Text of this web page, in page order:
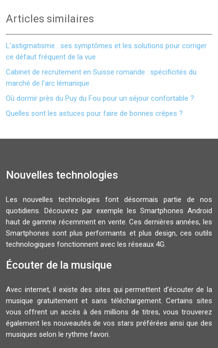
Articles similaires
L’astigmatisme : ses symptômes et les solutions pour corriger
ce défaut fréquent de la vue
Cabinet de recrutement en Suisse romande : spécificités du
marché de l’arc lémanique
Où dormir près du Puy du Fou pour un séjour confortable ?
Quelles sont les astuces pour faire de bonnes crêpes ?
Nouvelles technologies
Les nouvelles technologies font désormais partie de nos
quotidiens. Découvrez par exemple les Smartphones Android
haut de gamme récemment en vente. Ces dernières années, les
Smartphones sont plus performants et plus design, ces outils
technologiques fonctionnent avec les réseaux 4G.
Écouter de la musique
Avec internet, il existe des sites qui permettent d’écouter de la
musique gratuitement et sans téléchargement. Certains sites
vous offrent un accès à des millions de titres, vous trouverez
également les nouveautés de vos stars préférées ainsi que des
musiques selon le rythme favori.